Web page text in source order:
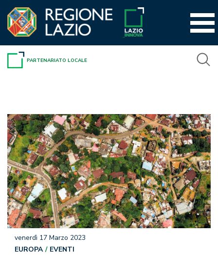
contenuto
PARTENARIATO LOCALE
venerdì 17 Marzo 2023
EUROPA
EVENTI